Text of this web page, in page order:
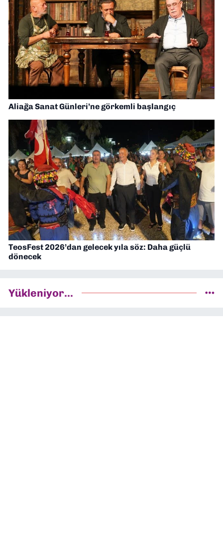
Aliağa Sanat Günleri’ne görkemli başlangıç
TeosFest 2026’dan gelecek yıla söz: Daha güçlü
dönecek
Yükleniyor...